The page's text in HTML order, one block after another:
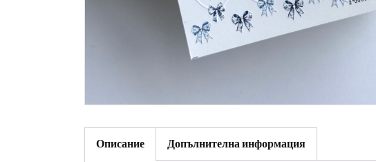
Описание Допълнителна информация